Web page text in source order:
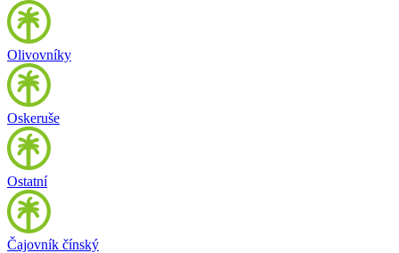
Olivovníky
Oskeruše
Ostatní
Čajovník čínský